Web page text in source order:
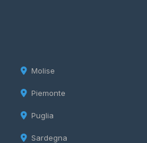
Molise
Piemonte
Puglia
Sardegna